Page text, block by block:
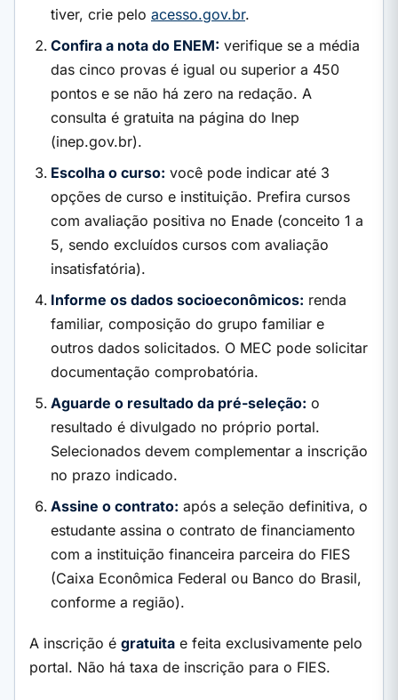
tiver, crie pelo acesso.gov.br.
Confira a nota do ENEM: verifique se a média
das cinco provas é igual ou superior a 450
pontos e se não há zero na redação. A
consulta é gratuita na página do Inep
(inep.gov.br).
Escolha o curso: você pode indicar até 3
opções de curso e instituição. Prefira cursos
com avaliação positiva no Enade (conceito 1 a
5, sendo excluídos cursos com avaliação
insatisfatória).
Informe os dados socioeconômicos: renda
familiar, composição do grupo familiar e
outros dados solicitados. O MEC pode solicitar
documentação comprobatória.
Aguarde o resultado da pré-seleção: o
resultado é divulgado no próprio portal.
Selecionados devem complementar a inscrição
no prazo indicado.
Assine o contrato: após a seleção definitiva, o
estudante assina o contrato de financiamento
com a instituição financeira parceira do FIES
(Caixa Econômica Federal ou Banco do Brasil,
conforme a região).
A inscrição é gratuita e feita exclusivamente pelo
portal. Não há taxa de inscrição para o FIES.